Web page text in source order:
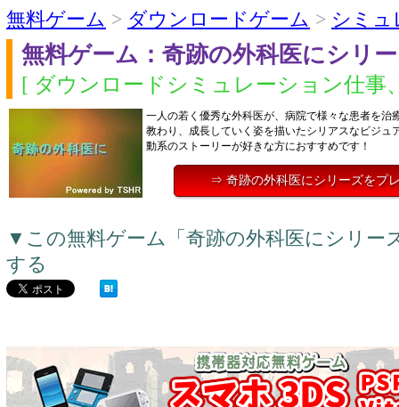
無料ゲーム > ダウンロードゲーム > シミュ
無料ゲーム：奇跡の外科医にシリ
[ ダウンロードシミュレーション仕事
一人の若く優秀な外科医が、病院で様々な患者を治
教わり、成長していく姿を描いたシリアスなビジュ
動系のストーリーが好きな方におすすめです！
⇒ 奇跡の外科医にシリーズをプ
▼この無料ゲーム「奇跡の外科医にシリー
する